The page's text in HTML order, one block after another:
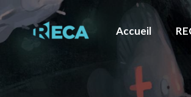
Accueil